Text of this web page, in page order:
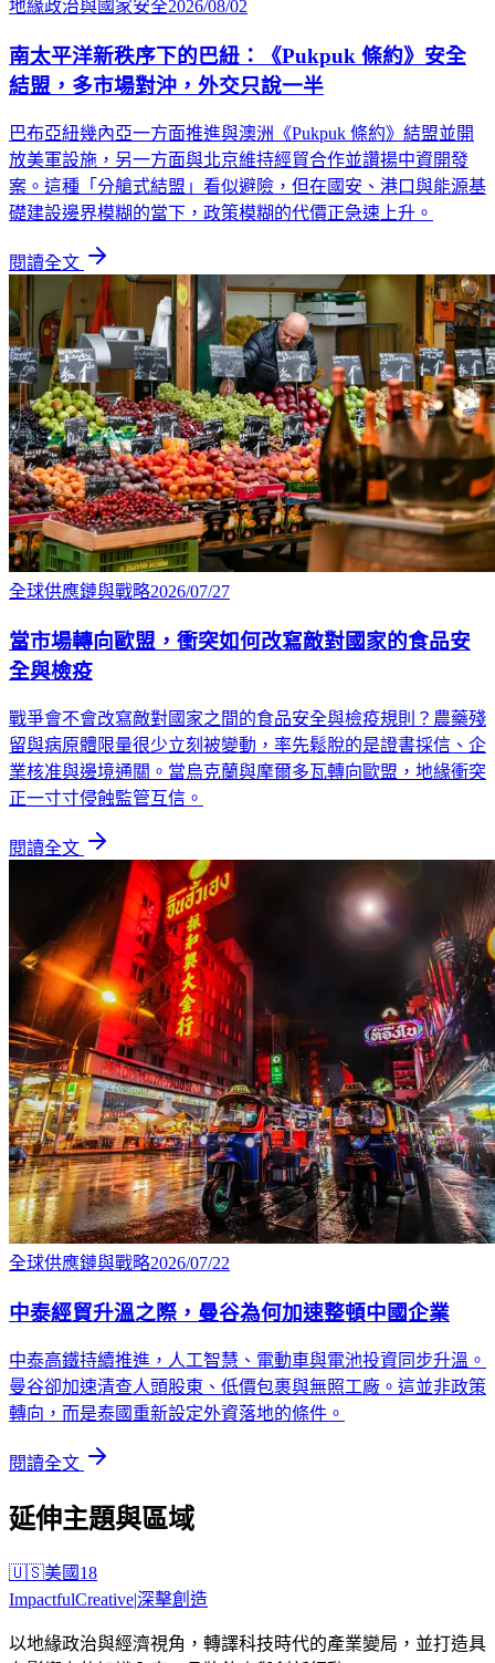
地緣政治與國家安全2026/08/02
南太平洋新秩序下的巴紐：《Pukpuk 條約》安全
結盟，多市場對沖，外交只說一半
巴布亞紐幾內亞一方面推進與澳洲《Pukpuk 條約》結盟並開
放美軍設施，另一方面與北京維持經貿合作並讚揚中資開發
案。這種「分艙式結盟」看似避險，但在國安、港口與能源基
礎建設邊界模糊的當下，政策模糊的代價正急速上升。
閱讀全文
全球供應鏈與戰略2026/07/27
當市場轉向歐盟，衝突如何改寫敵對國家的食品安
全與檢疫
戰爭會不會改寫敵對國家之間的食品安全與檢疫規則？農藥殘
留與病原體限量很少立刻被變動，率先鬆脫的是證書採信、企
業核准與邊境通關。當烏克蘭與摩爾多瓦轉向歐盟，地緣衝突
正一寸寸侵蝕監管互信。
閱讀全文
全球供應鏈與戰略2026/07/22
中泰經貿升溫之際，曼谷為何加速整頓中國企業
中泰高鐵持續推進，人工智慧、電動車與電池投資同步升溫。
曼谷卻加速清查人頭股東、低價包裹與無照工廠。這並非政策
轉向，而是泰國重新設定外資落地的條件。
閱讀全文
延伸主題與區域
🇺🇸美國 18
ImpactfulCreative|深擊創造
以地緣政治與經濟視角，轉譯科技時代的產業變局，並打造具